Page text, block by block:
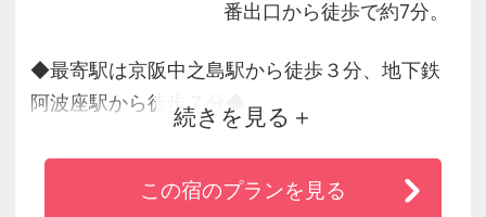
番出口から徒歩で約7分。
◆最寄駅は京阪中之島駅から徒歩３分、地下鉄
阿波座駅から徒歩７分◆
・京阪中之島駅から京都までの好アクセス。
・大阪国際会議場までは徒歩３分と好立地。
・宿泊者様限定！WiFi接続！無料
続きを見る
この宿のプランを見る